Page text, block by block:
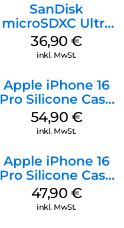
SanDisk
microSDXC Ultra
128 GB + Adapter
Mobile
36,90€
inkl. MwSt.
Apple iPhone 16
Pro Silicone Case
MagSafe Black
54,90 €
inkl. MwSt.
Apple iPhone 16
Pro Silicone Case
MagSafe Denim
47,90 €
inkl. MwSt.